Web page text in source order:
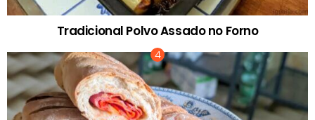
Tradicional Polvo Assado no Forno